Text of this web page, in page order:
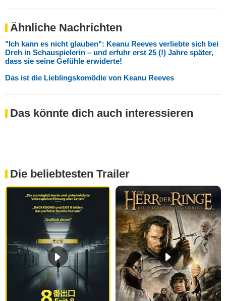
Ähnliche Nachrichten
"Ich kann es nicht glauben": Keanu Reeves verliebte sich bei
Dreh in Schauspielerin – und erfuhr erst 25 (!) Jahre später,
dass sie seine Gefühle erwiderte!
Das ist die Lieblingskomödie von Keanu Reeves
Das könnte dich auch interessieren
Die beliebtesten Trailer